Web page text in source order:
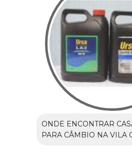
ONDE ENCONTRAR
PARA CÂMBIO NA VILA